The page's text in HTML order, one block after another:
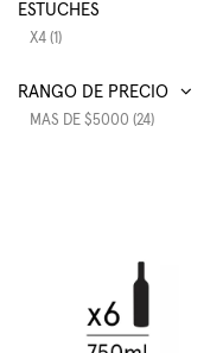
ESTUCHES
X4 (1)
RANGO DE PRECIO
MAS DE $5000 (24)